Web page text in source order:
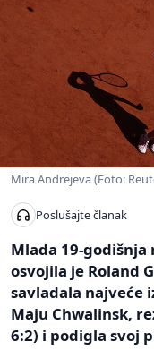
Mira Andrejeva (Foto:
Poslušajte članak
Mlada 19-
osvojila je Roland
savladala najveće
Maju Chwalinsk,
6:2) i podigla svoj